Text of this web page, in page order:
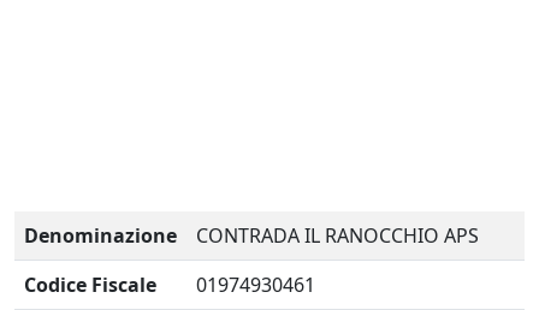
Denominazione
CONTRADA IL RANOCCHIO APS
Codice Fiscale
01974930461